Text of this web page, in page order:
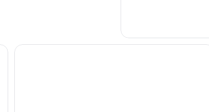
Hotel Butterfly & YoUnique Spa